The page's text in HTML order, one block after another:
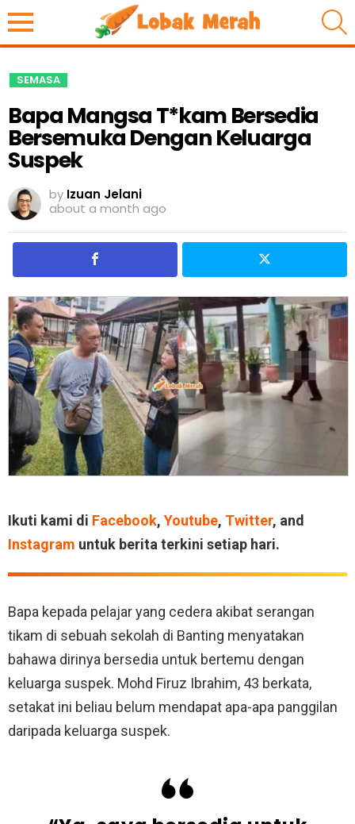
SEMASA
Bapa Mangsa T*kam Bersedia
Bersemuka Dengan Keluarga
Suspek
by Izuan Jelani
about a month ago
Ikuti kami di Facebook, Youtube, Twitter, and
Instagram untuk berita terkini setiap hari.
Bapa kepada pelajar yang cedera akibat serangan
tikam di sebuah sekolah di Banting menyatakan
bahawa dirinya bersedia untuk bertemu dengan
keluarga suspek. Mohd Firuz Ibrahim, 43 berkata,
setakat ini beliau belum mendapat apa-apa panggilan
daripada keluarga suspek.